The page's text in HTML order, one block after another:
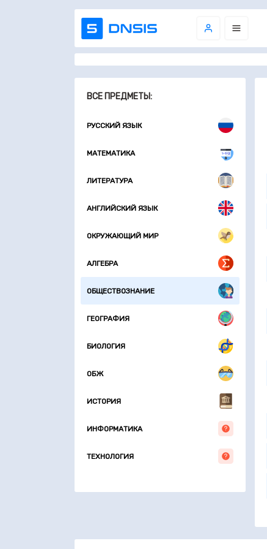
ВСЕ ПРЕДМЕТЫ:
РУССКИЙ ЯЗЫК
МАТЕМАТИКА
ЛИТЕРАТУРА
АНГЛИЙСКИЙ ЯЗЫК
ОКРУЖАЮЩИЙ МИР
АЛГЕБРА
ОБЩЕСТВОЗНАНИЕ
ГЕОГРАФИЯ
БИОЛОГИЯ
ОБЖ
ИСТОРИЯ
ИНФОРМАТИКА
ТЕХНОЛОГИЯ